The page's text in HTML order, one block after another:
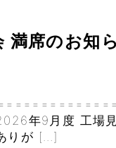
満席のお知
年9月度 工場
りが […]